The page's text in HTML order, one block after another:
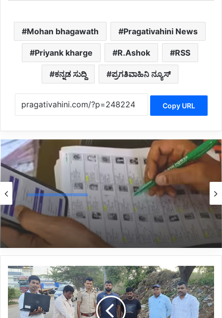
Mohan bhagawath Pragativahini News
Priyank kharge R.Ashok RSS
ಕನ್ನಡ ಸುದ್ದಿ ಪ್ರಗತಿವಾಹಿನಿ ನ್ಯೂಸ್
Copy URL
Karnataka News
3 hours ago
*SIR ಪ್ರಕ್ರಿಯೆ ಅವಧಿ ವಿಸ್ತರಣೆ*
*ಬೆಳಗಾವಿ
ಕೈಗಾರಿಕಾ
ಪ್ರದೇಶದಲ್ಲಿ
59
ಗುಂಡುಗಳು